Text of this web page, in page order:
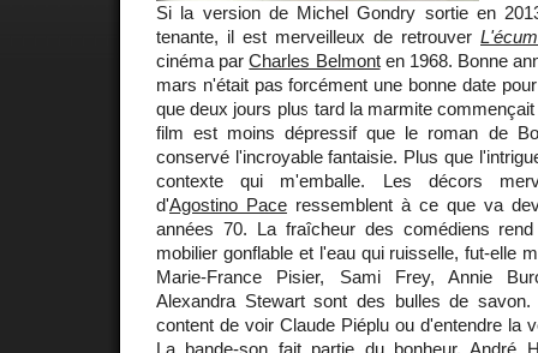
Si la version de Michel Gondry sortie en
tenante, il est merveilleux de retrouver
cinéma parCharles Belmonten 1968. Bonne
mars n'était pas forcément une bonne date
que deux jours plus tard la marmite
film est moins dépressif que le roman de
conservé l'incroyable fantaisie. Plus que
contexte qui m'emballe. Les décors
d'Agostino Pace ressemblent à ce que va
années 70. La fraîcheur des comédiens
mobilier gonflable et l'eau qui ruisselle, fut-elle
Marie-France Pisier, Sami Frey, Annie
Alexandra Stewart sont des bulles de
content de voir Claude Piéplu ou d'entendre la
La bande-son fait partie du bonheur. André